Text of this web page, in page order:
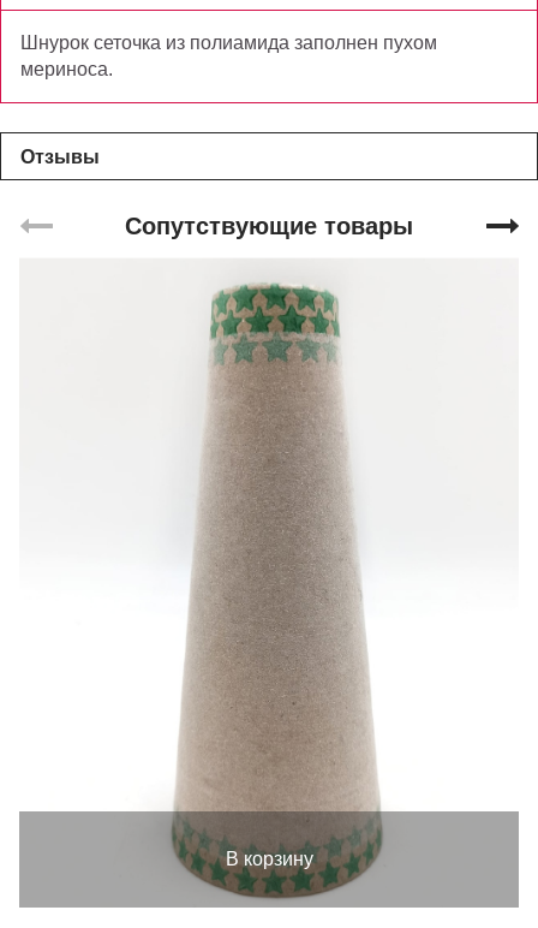
Шнурок сеточка из полиамида заполнен пухом
мериноса.
Отзывы
Сопутствующие товары
В корзину